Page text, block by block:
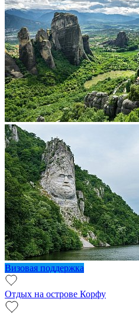
Визовая поддержка
Отдых на острове Корфу